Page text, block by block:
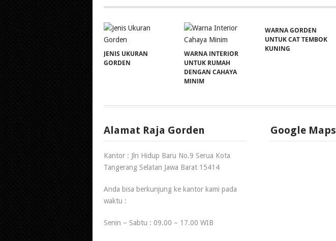
JENIS UKURAN
GORDEN
WARNA INTERIOR
UNTUK RUMAH
DENGAN CAHAYA
MINIM
WARNA GORDEN
UNTUK CAT TEMBOK
KUNING
Alamat Raja Gorden
Kantor : Jln Hidup Baru No.9 Serua Kota
Tangerang Selatan Jawa Barat 15414
Anda bisa berkunjung ke kantor kami pada
waktu :
Senin – Sabtu : 09.00 – 17.00 WIB
Google Maps